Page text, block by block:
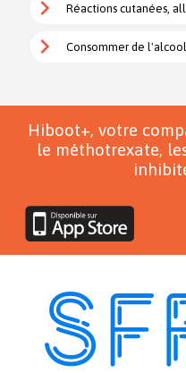
Réactions cutanées,
Consommer de l'alcool
Hiboot+, votre
le méthotrexate,